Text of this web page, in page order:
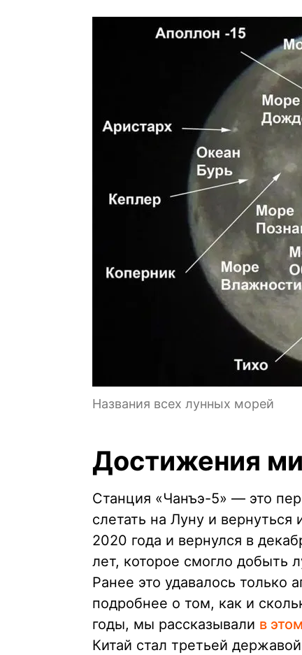
Названия всех лунных морей
Достижения
Станция «Чанъэ-5» — это
слетать на Луну и
2020 года и вернулся в
лет, которое смогло добыть
Ранее это удавалось
подробнее о том, как и
годы, мы рассказывали в
Китай стал третьей